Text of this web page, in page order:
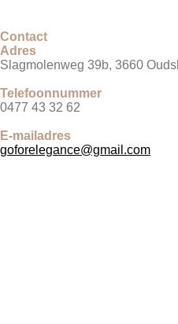
Contact
Adres
Slagmolenweg 39b, 3660
Telefoonnummer
0477 43 32 62
E-mailadres
goforelegance@gmail.com